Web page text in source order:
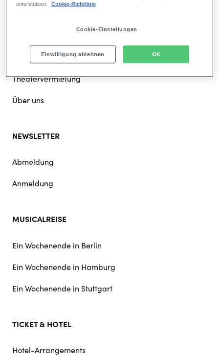
Für Partner
Theatervermietung
Über uns
NEWSLETTER
Abmeldung
Anmeldung
MUSICALREISE
Ein Wochenende in Berlin
Ein Wochenende in Hamburg
Ein Wochenende in Stuttgart
TICKET & HOTEL
Hotel-Arrangements
unterstützen.
Cookie-Richtlinie
Cookie-Einstellungen
Einwilligung ablehnen OK